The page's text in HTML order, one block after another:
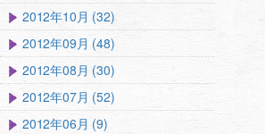
2012年10月 (32)
2012年09月 (48)
2012年08月 (30)
2012年07月 (52)
2012年06月 (9)